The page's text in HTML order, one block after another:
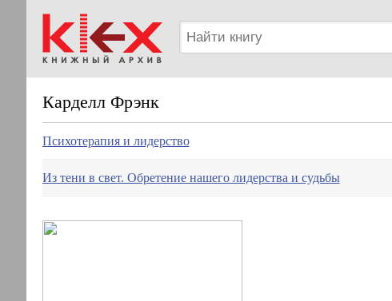
Карделл Фрэнк
Психотерапия и лидерство
Из тени в свет. Обретение нашего лидерства и судьбы